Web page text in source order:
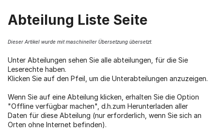
Abteilung Liste Seite
Dieser Artikel wurde mit maschineller Übersetzung übersetzt.
Unter Abteilungen sehen Sie alle abteilungen, für die Sie
Leserechte haben.
Klicken Sie auf den Pfeil, um die Unterabteilungen anzuzeigen.
Wenn Sie auf eine Abteilung klicken, erhalten Sie die Option
"Offline verfügbar machen", d.h.zum Herunterladen aller
Daten für diese Abteilung (nur erforderlich, wenn Sie sich an
Orten ohne Internet befinden).